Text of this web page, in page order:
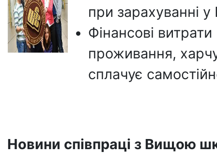
при зарахуванні
Фінансові
проживання,
сплачує
Новини співпраці з Вищою